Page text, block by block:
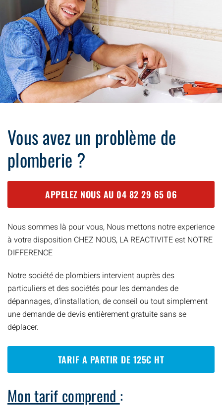
Vous avez un problème de
plomberie ?
APPELEZ NOUS AU 04 82 29 65 06
Nous sommes là pour vous, Nous mettons notre experience
à votre disposition CHEZ NOUS, LA REACTIVITE est NOTRE
DIFFERENCE
Notre société de plombiers intervient auprès des
particuliers et des sociétés pour les demandes de
dépannages, d’installation, de conseil ou tout simplement
une demande de devis entièrement gratuite sans se
déplacer.
TARIF A PARTIR DE 125€ HT
Mon tarif comprend :